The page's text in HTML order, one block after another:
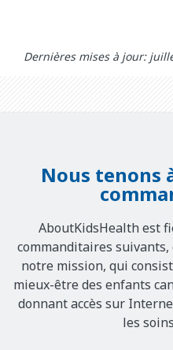
Dernières mises à jour:
Nous tenons
AboutKidsHealth est
commanditaires
notre mission, qui
mieux-être des enfants
donnant accès sur
les